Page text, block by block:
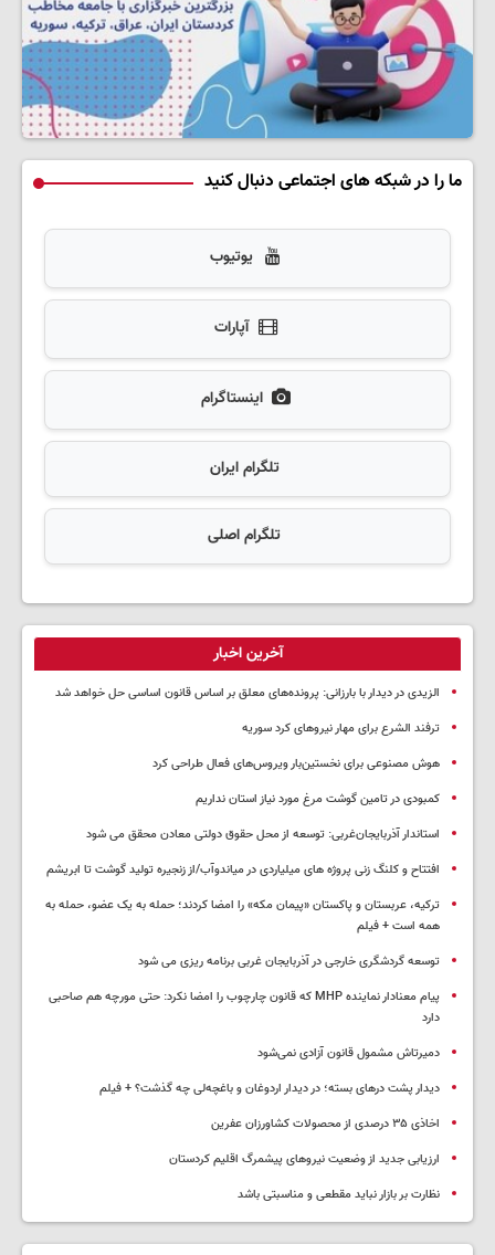
ما را در شبکه های اجتماعی دنبال کنید
یوتیوب
آپارات
اینستاگرام
تلگرام ایران
تلگرام اصلی
آخرین اخبار
الزیدی در دیدار با بارزانی: پرونده‌های معلق بر اساس قانون اساسی حل خواهد شد
ترفند الشرع برای مهار نیروهای کرد سوریه
هوش مصنوعی برای نخستین‌بار ویروس‌های فعال طراحی کرد
کمبودی در تامین گوشت مرغ مورد نیاز استان نداریم
استاندار آذربایجان‌غربی: توسعه از محل حقوق دولتی معادن محقق می شود
افتتاح و کلنگ زنی پروژه های میلیاردی در میاندوآب/از زنجیره تولید گوشت تا ابریشم
ترکیه، عربستان و پاکستان «پیمان مکه» را امضا کردند؛ حمله به یک عضو، حمله به
همه است + فیلم
توسعه گردشگری خارجی در آذربایجان غربی برنامه ریزی می شود
پیام معنادار نماینده MHP که قانون چارچوب را امضا نکرد: حتی مورچه هم صاحبی
دارد
دمیرتاش مشمول قانون آزادی نمی‌شود
دیدار پشت درهای بسته؛ در دیدار اردوغان و باغچه‌لی چه گذشت؟ + فیلم
اخاذی ۳۵ درصدی از محصولات کشاورزان عفرین
ارزیابی جدید از وضعیت نیروهای پیشمرگ اقلیم کردستان
نظارت بر بازار نباید مقطعی و مناسبتی باشد